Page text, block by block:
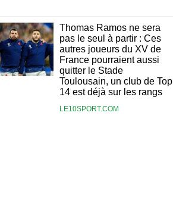
Thomas Ramos ne sera
pas le seul à partir : Ces
autres joueurs du XV de
France pourraient aussi
quitter le Stade
Toulousain, un club de Top
14 est déjà sur les rangs
LE10SPORT.COM